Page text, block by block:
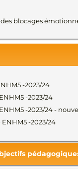
blocages
-2023/24
-2023/24
-2023/24 -
-2023/24